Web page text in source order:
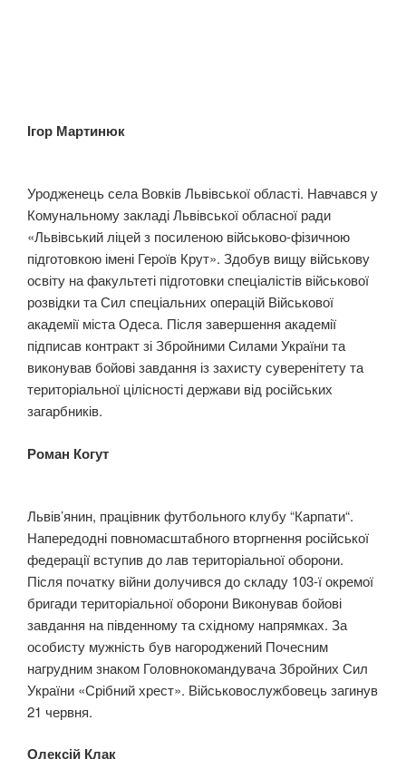
Ігор Мартинюк
Уродженець села Вовків Львівської області. Навчався у
Комунальному закладі Львівської обласної ради
«Львівський ліцей з посиленою військово-фізичною
підготовкою імені Героїв Крут». Здобув вищу військову
освіту на факультеті підготовки спеціалістів військової
розвідки та Сил спеціальних операцій Військової
академії міста Одеса. Після завершення академії
підписав контракт зі Збройними Силами України та
виконував бойові завдання із захисту суверенітету та
територіальної цілісності держави від російських
загарбників.
Роман Когут
Львів’янин, працівник футбольного клубу “Карпати“.
Напередодні повномасштабного вторгнення російської
федерації вступив до лав територіальної оборони.
Після початку війни долучився до складу 103-ї окремої
бригади територіальної оборони Виконував бойові
завдання на південному та східному напрямках. За
особисту мужність був нагороджений Почесним
нагрудним знаком Головнокомандувача Збройних Сил
України «Срібний хрест». Військовослужбовець загинув
21 червня.
Олексій Клак